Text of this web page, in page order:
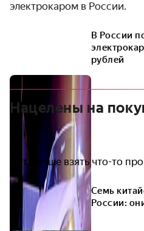
электрокаром в России.
В России
рублей
Нацелены на
Да!
Нет, лучше взять что-то
Семь
России: